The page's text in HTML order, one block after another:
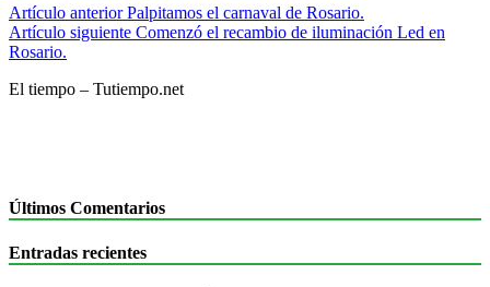
Navegación
de
Artículo anterior Palpitamos el carnaval de Rosario.
Artículo siguiente Comenzó el recambio de iluminación Led en
Rosario.
El tiempo – Tutiempo.net
Últimos Comentarios
Entradas recientes